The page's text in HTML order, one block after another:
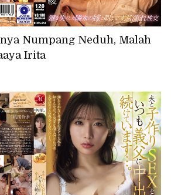
Numpang Neduh, Malah
Irita